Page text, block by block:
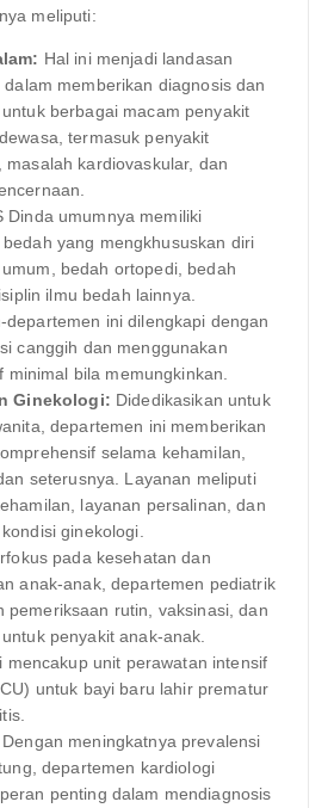
meliputi:
Hal ini menjadi landasan
dalam memberikan diagnosis dan
berbagai macam penyakit
termasuk penyakit
masalah kardiovaskular, dan
Dinda umumnya memiliki
yang mengkhususkan diri
bedah ortopedi, bedah
ilmu bedah lainnya.
departemen ini dilengkapi dengan
canggih dan menggunakan
minimal bila memungkinkan.
Ginekologi: Didedikasikan untuk
departemen ini memberikan
selama kehamilan,
seterusnya. Layanan meliputi
layanan persalinan, dan
ginekologi.
pada kesehatan dan
anak-anak, departemen pediatrik
pemeriksaan rutin, vaksinasi, dan
penyakit anak-anak.
mencakup unit perawatan intensif
untuk bayi baru lahir prematur
Dengan meningkatnya prevalensi
departemen kardiologi
penting dalam mendiagnosis